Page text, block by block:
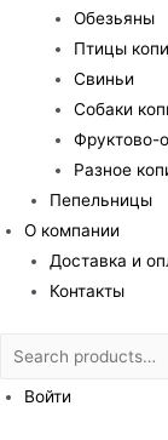
Обезьяны
Птицы
Свиньи
Собаки
Фруктово-
Разное
Пепельницы
О компании
Доставка и
Контакты
Войти